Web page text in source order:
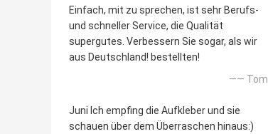
Einfach, mit zu sprechen, ist sehr Berufs-
und schneller Service, die Qualität
supergutes. Verbessern Sie sogar, als wir
aus Deutschland! bestellten!
—— Tom
Juni Ich empfing die Aufkleber und sie
schauen über dem Überraschen hinaus:)